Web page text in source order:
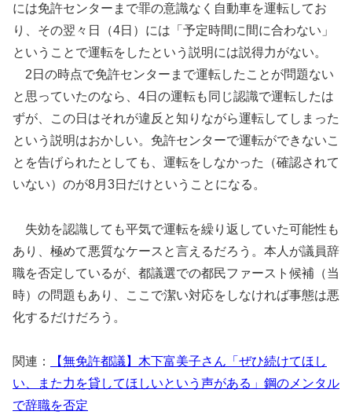
には免許センターまで罪の意識なく自動車を運転してお
り、その翌々日（4日）には「予定時間に間に合わない」
ということで運転をしたという説明には説得力がない。
2日の時点で免許センターまで運転したことが問題ない
と思っていたのなら、4日の運転も同じ認識で運転したは
ずが、この日はそれが違反と知りながら運転してしまった
という説明はおかしい。免許センターで運転ができないこ
とを告げられたとしても、運転をしなかった（確認されて
いない）のが8月3日だけということになる。
失効を認識しても平気で運転を繰り返していた可能性も
あり、極めて悪質なケースと言えるだろう。本人が議員辞
職を否定しているが、都議選での都民ファースト候補（当
時）の問題もあり、ここで潔い対応をしなければ事態は悪
化するだけだろう。
関連：
【無免許都議】木下富美子さん「ぜひ続けてほし
い、また力を貸してほしいという声がある」鋼のメンタル
で辞職を否定